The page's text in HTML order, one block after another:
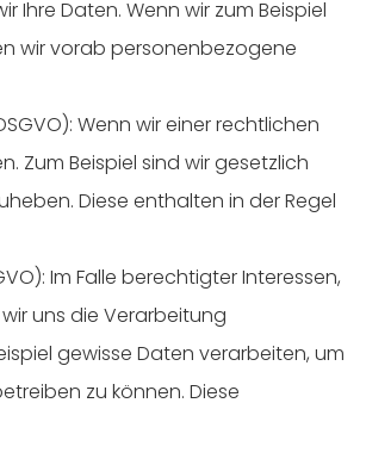
Ihre Daten. Wenn wir zum Beispiel
wir vorab personenbezogene
Wenn wir einer rechtlichen
Zum Beispiel sind wir gesetzlich
Diese enthalten in der Regel
Im Falle berechtigter Interessen,
uns die Verarbeitung
gewisse Daten verarbeiten, um
zu können. Diese